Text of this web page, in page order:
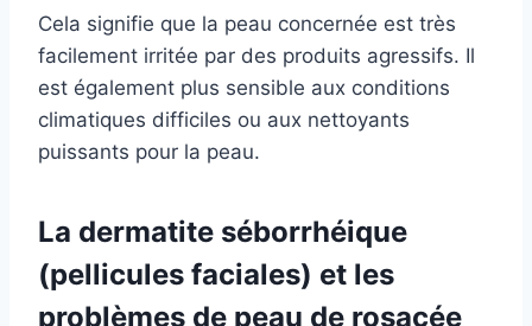
Cela signifie que la peau concernée est très
facilement irritée par des produits agressifs. Il
est également plus sensible aux conditions
climatiques difficiles ou aux nettoyants
puissants pour la peau.
La dermatite séborrhéique
(pellicules faciales) et les
problèmes de peau de rosacée